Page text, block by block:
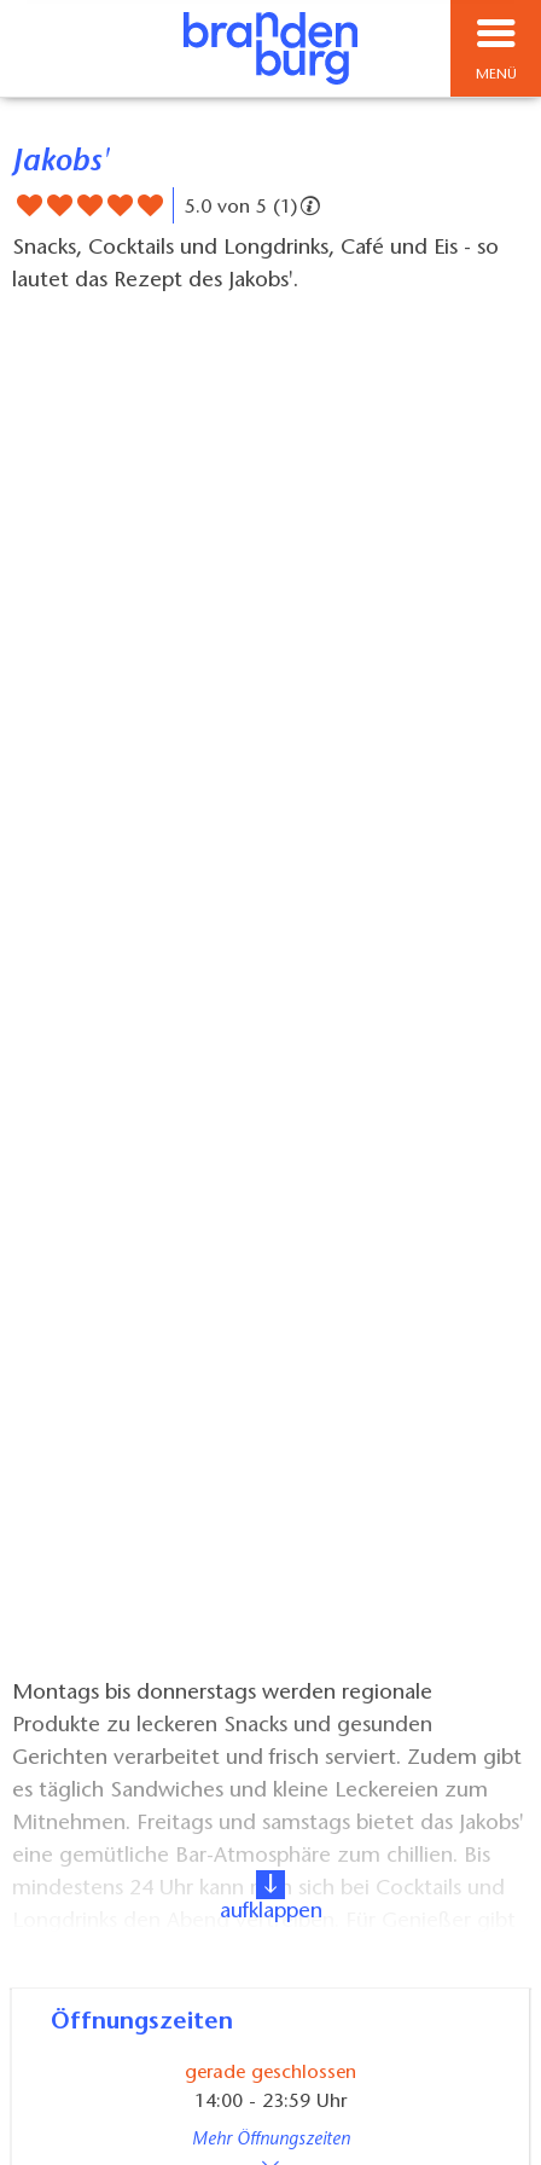
MENÜ
Jakobs'
5.0 von 5 (1)
Snacks, Cocktails und Longdrinks, Café und Eis - so
lautet das Rezept des Jakobs'.
Montags bis donnerstags werden regionale
Produkte zu leckeren Snacks und gesunden
Gerichten verarbeitet und frisch serviert. Zudem gibt
es täglich Sandwiches und kleine Leckereien zum
Mitnehmen. Freitags und samstags bietet das Jakobs'
eine gemütliche Bar-Atmosphäre zum chillien. Bis
mindestens 24 Uhr kann man sich bei Cocktails und
Longdrinks den Abend vertreiben. Für Genießer gibt
Sonntags öffnet das Jakobs’ für seine Gäste, die nach
und ein Stückchen hausgebackenen Blechkuchen
große Eisauswahl genießen.
aufklappen
Öffnungszeiten
gerade geschlossen
14:00 - 23:59 Uhr
Mehr Öffnungszeiten